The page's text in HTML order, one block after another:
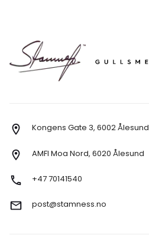
Kongens Gate 3, 6002 Ålesund
AMFI Moa Nord, 6020 Ålesund
+47 70141540
post@stamness.no